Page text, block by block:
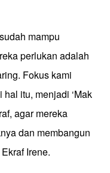
mampu
perlukan adalah
Fokus kami
itu, menjadi ‘Mak
agar mereka
dan membangun
Irene.